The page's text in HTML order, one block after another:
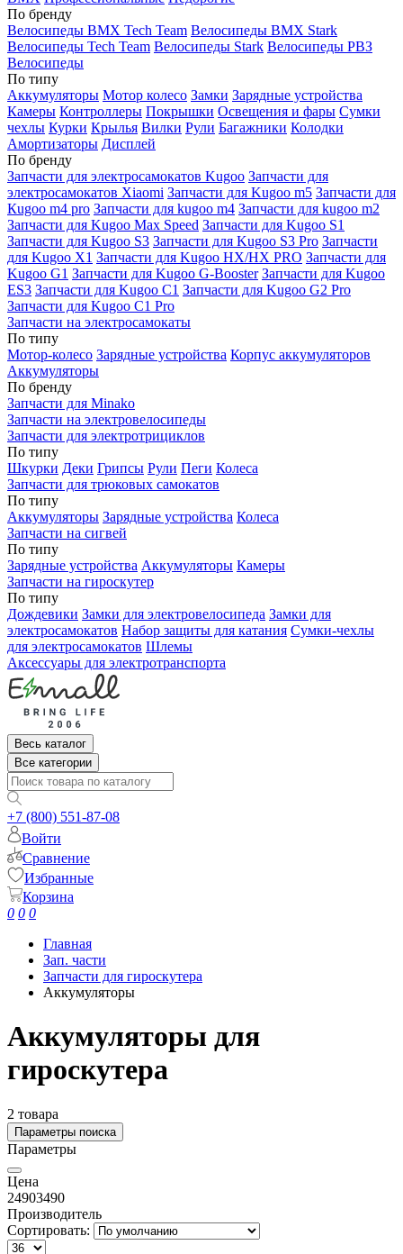
По бренду
Велосипеды BMX Tech Team Велосипеды BMX Stark
Велосипеды Tech Team Велосипеды Stark Велосипеды РВЗ
Велосипеды
По типу
Аккумуляторы Мотор колесо Замки Зарядные устройства
Камеры Контроллеры Покрышки Освещения и фары Сумки
чехлы Курки Крылья Вилки Рули Багажники Колодки
Амортизаторы Дисплей
По бренду
Запчасти для электросамокатов Kugoo Запчасти для
электросамокатов Xiaomi Запчасти для Kugoo m5 Запчасти для
Кugoo m4 pro Запчасти для kugoo m4 Запчасти для kugoo m2
Запчасти для Kugoo Max Speed Запчасти для Kugoo S1
Запчасти для Kugoo S3 Запчасти для Kugoo S3 Pro Запчасти
для Kugoo X1 Запчасти для Kugoo HX/HX PRO Запчасти для
Kugoo G1 Запчасти для Kugoo G-Booster Запчасти для Kugoo
ES3 Запчасти для Kugoo C1 Запчасти для Kugoo G2 Pro
Запчасти для Kugoo C1 Pro
Запчасти на электросамокаты
По типу
Мотор-колесо Зарядные устройства Корпус аккумуляторов
Аккумуляторы
По бренду
Запчасти для Minako
Запчасти на электровелосипеды
Запчасти для электротрициклов
По типу
Шкурки Деки Грипсы Рули Пеги Колеса
Запчасти для трюковых самокатов
По типу
Аккумуляторы Зарядные устройства Колеса
Запчасти на сигвей
По типу
Зарядные устройства Аккумуляторы Камеры
Запчасти на гироскутер
По типу
Дождевики Замки для электровелосипеда Замки для
электросамокатов Набор защиты для катания Сумки-чехлы
для электросамокатов Шлемы
Аксессуары для электротранспорта
Весь каталог
Все категории
+7 (800) 551-87-08
Войти
Сравнение
Избранные
Корзина
0 0 0
Главная
Зап. части
Запчасти для гироскутера
Аккумуляторы
Аккумуляторы для
гироскутера
2 товара
Параметры поиска
Параметры
Цена
24903490
Производитель
Сортировать: